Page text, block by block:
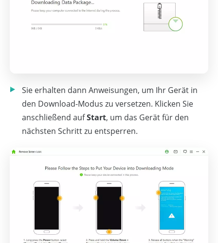
Sie erhalten dann Anweisungen, um Ihr Gerät in
den Download-Modus zu versetzen. Klicken Sie
anschließend aufStart, um das Gerät für den
nächsten Schritt zu entsperren.